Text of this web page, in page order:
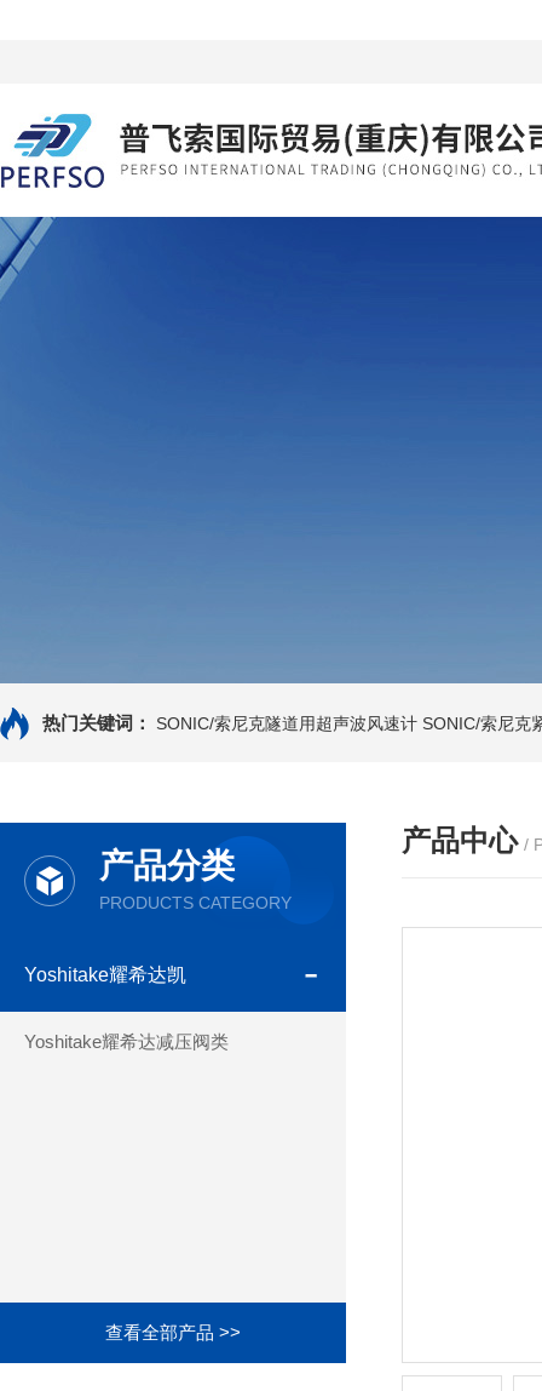
热门关键词： SONIC/索尼克隧道用超声波风速计 SONIC/索尼克
产品分类
PRODUCTS CATEGORY
Yoshitake耀希达凯
Yoshitake耀希达减压阀类
查看全部产品 >>
产品中心 /